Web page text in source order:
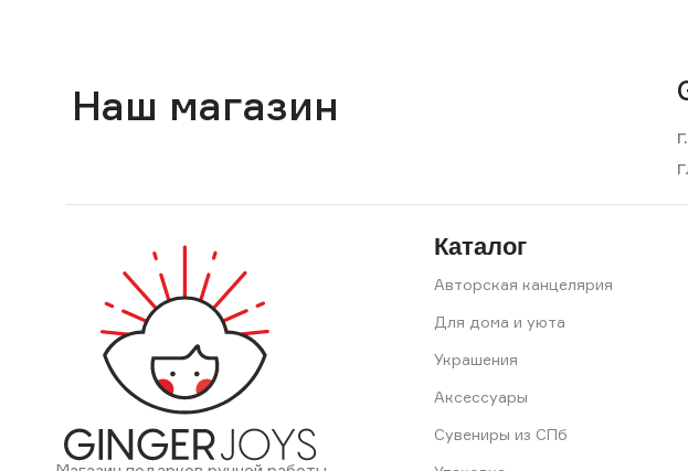
Наш магазин
Каталог
Авторская канцелярия
Для дома и уюта
Украшения
Аксессуары
Сувениры из СПб